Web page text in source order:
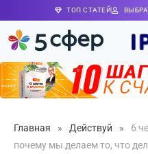
ТОП СТАТЕЙ
Главная » Действуй »
6
почему мы делаем то, что